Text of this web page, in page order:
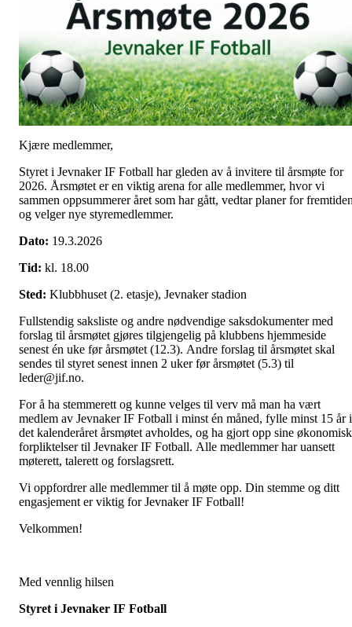
Kjære medlemmer,
Styret i Jevnaker IF Fotball har gleden av å invitere til årsmøte for
2026. Årsmøtet er en viktig arena for alle medlemmer, hvor vi
sammen oppsummerer året som har gått, vedtar planer for
og velger nye styremedlemmer.
Dato: 19.3.2026
Tid: kl. 18.00
Sted: Klubbhuset (2. etasje), Jevnaker stadion
Fullstendig saksliste og andre nødvendige saksdokumenter med
forslag til årsmøtet gjøres tilgjengelig på klubbens hjemmeside
senest én uke før årsmøtet (12.3). Andre forslag til årsmøtet skal
sendes til styret senest innen 2 uker før årsmøtet (5.3) til
leder@jif.no.
For å ha stemmerett og kunne velges til verv må man ha vært
medlem av Jevnaker IF Fotball i minst én måned, fylle minst 15 år i
det kalenderåret årsmøtet avholdes, og ha gjort opp sine
forpliktelser til Jevnaker IF Fotball. Alle medlemmer har uansett
møterett, talerett og forslagsrett.
Vi oppfordrer alle medlemmer til å møte opp. Din stemme og ditt
engasjement er viktig for Jevnaker IF Fotball!
Velkommen!
Med vennlig hilsen
Styret i Jevnaker IF Fotball